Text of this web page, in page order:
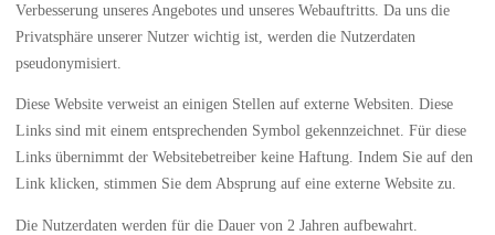
Verbesserung unseres Angebotes und unseres Webauftritts. Da uns die
Privatsphäre unserer Nutzer wichtig ist, werden die Nutzerdaten
pseudonymisiert.
Diese Website verweist an einigen Stellen auf externe Websiten. Diese
Links sind mit einem entsprechenden Symbol gekennzeichnet. Für diese
Links übernimmt der Websitebetreiber keine Haftung. Indem Sie auf den
Link klicken, stimmen Sie dem Absprung auf eine externe Website zu.
Die Nutzerdaten werden für die Dauer von 2 Jahren aufbewahrt.